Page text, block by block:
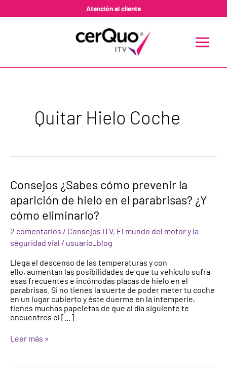
Atención al cliente
MENU
Quitar Hielo Coche
Consejos ¿Sabes cómo prevenir la
aparición de hielo en el parabrisas? ¿Y
cómo eliminarlo?
2 comentarios / Consejos ITV, El mundo del motor y la
seguridad vial / usuario_blog
Llega el descenso de las temperaturas y con
ello, aumentan las posibilidades de que tu vehículo sufra
esas frecuentes e incómodas placas de hielo en el
parabrisas. Si no tienes la suerte de poder meter tu coche
en un lugar cubierto y éste duerme en la intemperie,
tienes muchas papeletas de que al día siguiente te
encuentres el […]
Consejos
¿Sabes
cómo
prevenir
la
aparición
de
hielo
el
parabrisas?
¿Y
cómo
eliminarlo?
Leer más »